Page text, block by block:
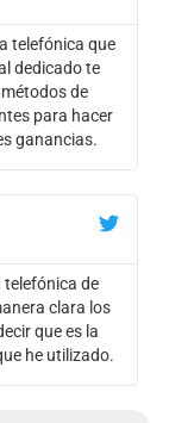
telefónica que
dedicado te
de
para hacer
ganancias.
telefónica de
clara los
que es la
he utilizado.